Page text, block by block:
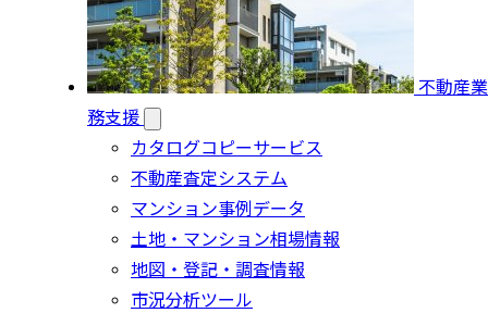
不動産業
務支援
カタログコピーサービス
不動産査定システム
マンション事例データ
土地・マンション相場情報
地図・登記・調査情報
市況分析ツール